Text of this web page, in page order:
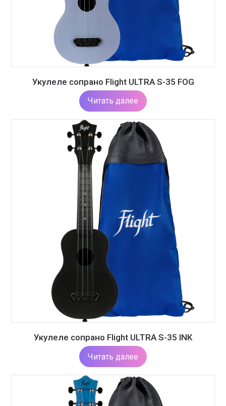
Укулеле сопрано Flight ULTRA S-35 FOG
Читать далее
Укулеле сопрано Flight ULTRA S-35 INK
Читать далее